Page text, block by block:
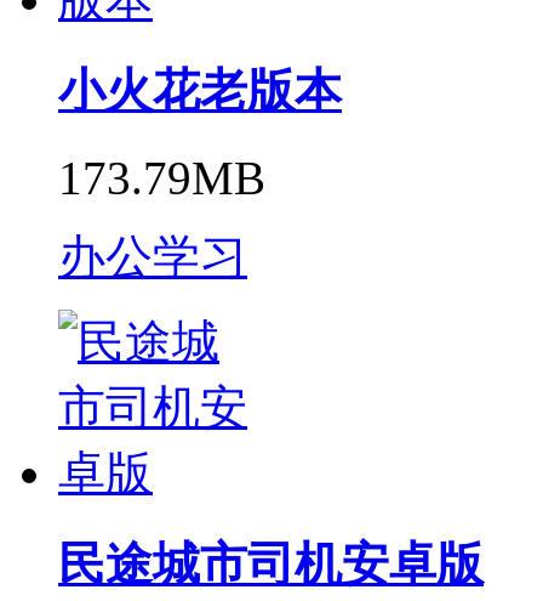
小火花老版本
173.79MB
办公学习
民途城市司机安卓版